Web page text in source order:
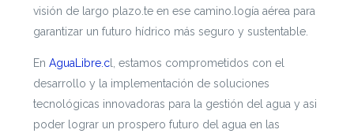
visión de largo plazo.te en ese camino.logía aérea para
garantizar un futuro hídrico más seguro y sustentable.
En AguaLibre.cl, estamos comprometidos con el
desarrollo y la implementación de soluciones
tecnológicas innovadoras para la gestión del agua y asi
poder lograr un prospero futuro del agua en las